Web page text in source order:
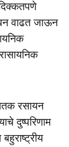
वाढत जाऊन
रसायन
दुष्परिणाम